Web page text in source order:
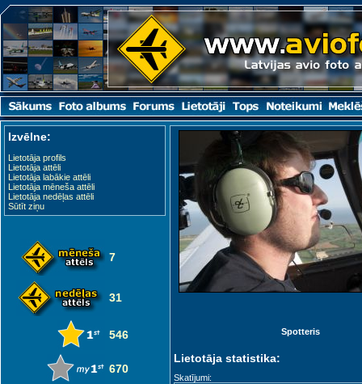
Izvēlne:
Lietotāja profils
Lietotāja attēli
Lietotāja labākie attēli
Lietotāja mēneša attēli
Lietotāja nedēļas attēli
Sūtīt ziņu
7
31
546
670
Spotteris
Lietotāja statistika:
Skatījumi: